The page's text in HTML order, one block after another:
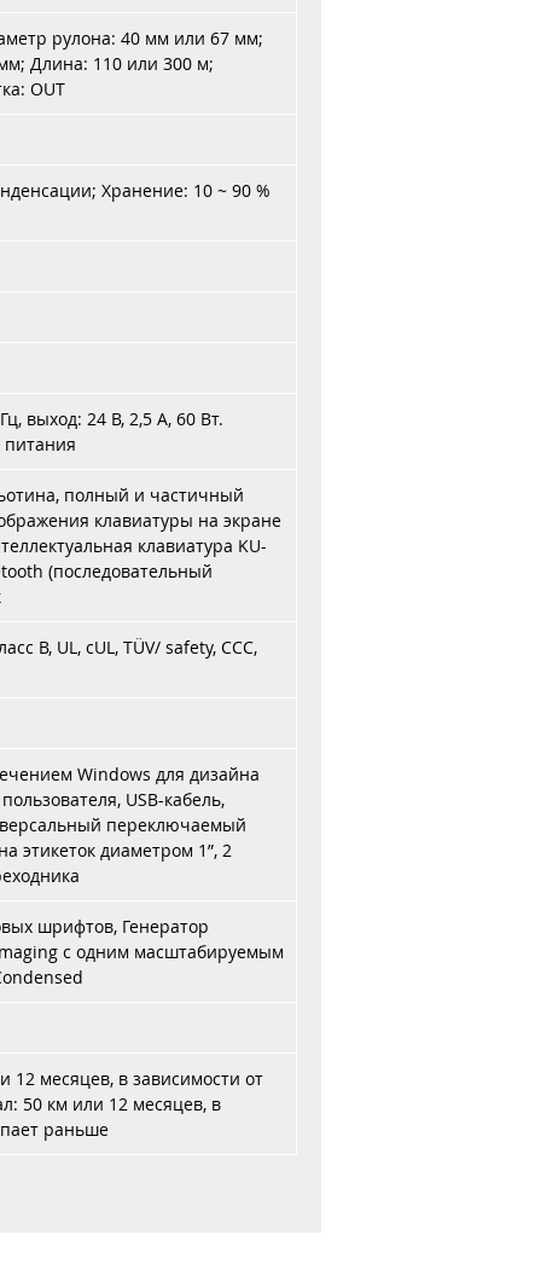
рулона: 40 мм или 67 мм;
Длина: 110 или 300 м;
OUT
Хранение: 10 ~ 90 %
выход: 24 В, 2,5 A, 60 Вт.
полный и частичный
клавиатуры на экране
клавиатура KU-
(последовательный
B, UL, cUL, TÜV/ safety, CCC,
Windows для дизайна
USB-кабель,
переключаемый
этикеток диаметром 1”, 2
шрифтов, Генератор
с одним масштабируемым
12 месяцев, в зависимости от
50 км или 12 месяцев, в
раньше